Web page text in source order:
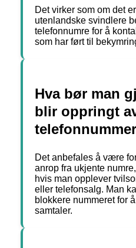
Det virker som om det
utenlandske svindlere
telefonnumre for å
som har ført til
Hva bør man
blir oppringt
Det anbefales å være
anrop fra ukjente
hvis man opplever
eller telefonsalg. Man
blokkere nummeret for
samtaler.